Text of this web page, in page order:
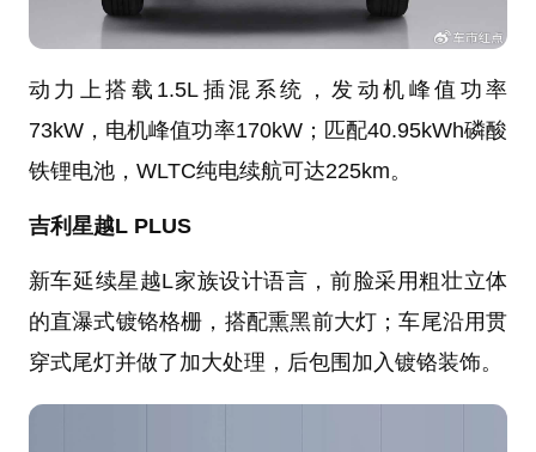
动力上搭载1.5L插混系统，发动机峰值功率
73kW，电机峰值功率170kW；匹配40.95kWh磷酸
铁锂电池，WLTC纯电续航可达225km。
吉利星越L PLUS
新车延续星越L家族设计语言，前脸采用粗壮立体
的直瀑式镀铬格栅，搭配熏黑前大灯；车尾沿用贯
穿式尾灯并做了加大处理，后包围加入镀铬装饰。